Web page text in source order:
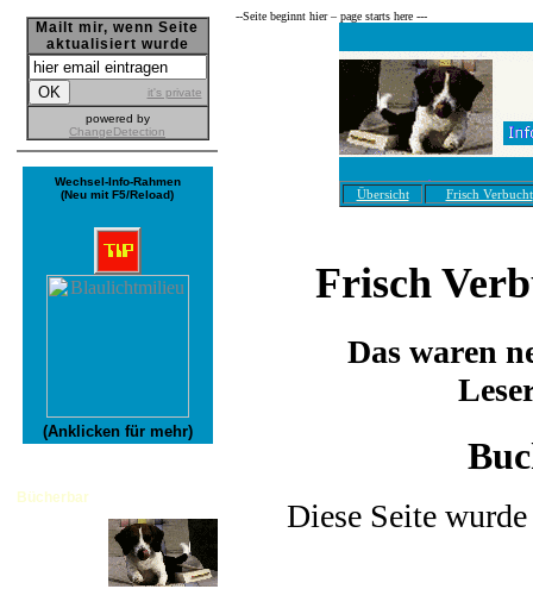
Mailt mir, wenn Seite
aktualisiert wurde
it's private
powered by
ChangeDetection
Wechsel-Info-Rahmen
(Neu mit F5/Reload)
(Anklicken für mehr)
Bücherbar
--­Seite beginnt hier – page starts here ---
Übersicht Frisch Verbucht
Frisch
Das waren
Diese Seite